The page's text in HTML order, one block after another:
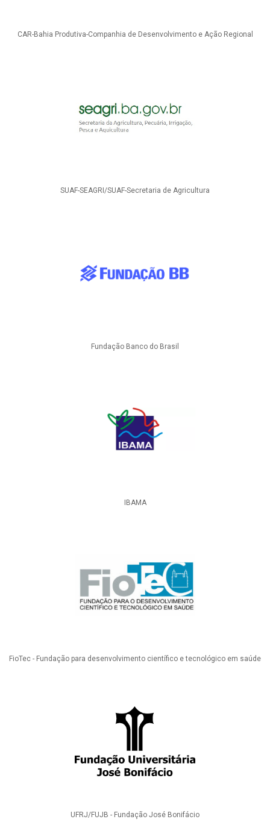
CAR-Bahia Produtiva-Companhia de Desenvolvimento e Ação Regional
SUAF-SEAGRI/SUAF-Secretaria de Agricultura
Fundação Banco do Brasil
IBAMA
FioTec - Fundação para desenvolvimento científico e tecnológico em saúde
UFRJ/FUJB - Fundação José Bonifácio